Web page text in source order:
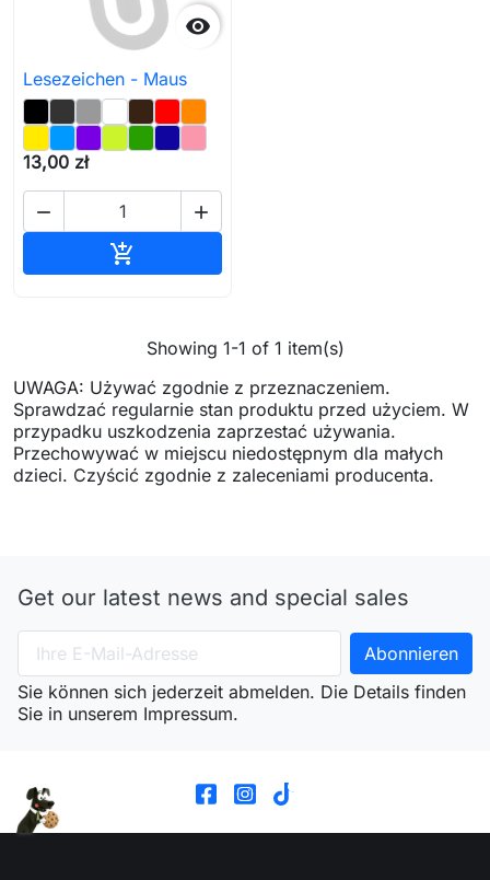

Lesezeichen - Maus
13,00 zł
 

Showing 1-1 of 1 item(s)
UWAGA: Używać zgodnie z przeznaczeniem.
Sprawdzać regularnie stan produktu przed użyciem. W
przypadku uszkodzenia zaprzestać używania.
Przechowywać w miejscu niedostępnym dla małych
dzieci. Czyścić zgodnie z zaleceniami producenta.
Get our latest news and special sales
Sie können sich jederzeit abmelden. Die Details finden
Sie in unserem Impressum.